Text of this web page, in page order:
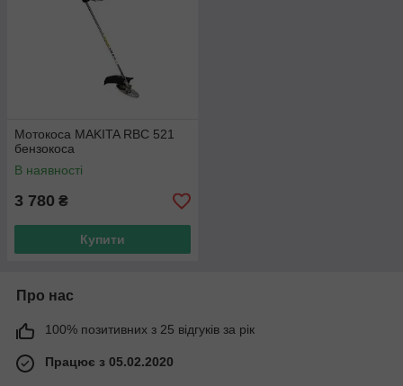
Мотокоса MAKITA RBC 521
бензокоса
В наявності
3 780 ₴
Купити
Про нас
100% позитивних з 25 відгуків за рік
Працює з 05.02.2020